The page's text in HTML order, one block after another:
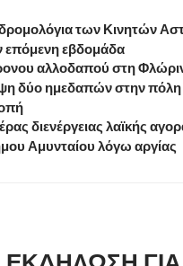
των Κινητών
επόμενη εβδομάδα
αλλοδαπού στη
δύο ημεδαπών στην πόλη
διενέργειας λαϊκής
Αμυνταίου λόγω αργίας